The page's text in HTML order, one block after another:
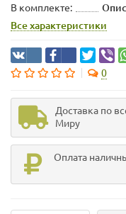
В комплекте:
Все характеристики
0
Доставка по
Миру
Оплата